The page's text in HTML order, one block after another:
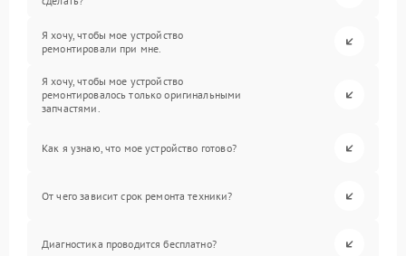
Я хочу, чтобы мое устройство
ремонтировали при мне.
Я хочу, чтобы мое устройство
ремонтировалось только оригинальными
запчастями.
Как я узнаю, что мое устройство готово?
От чего зависит срок ремонта техники?
Диагностика проводится бесплатно?